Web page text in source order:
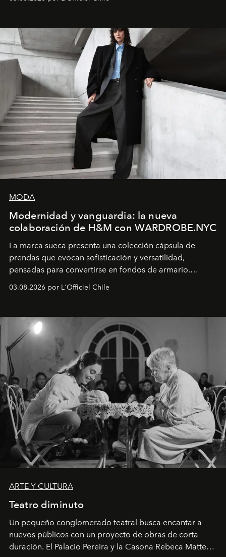
MODA
Modernidad y vanguardia: la nueva
colaboración de H&M con WARDROBE.NYC
La marca sueca presenta una colección cápsula de
prendas que evocan sofisticación y versatilidad,
pensadas para convertirse en fondos de armario.
03.08.2026 por L'Officiel Chile
ARTE Y CULTURA
Teatro diminuto
Un pequeño conglomerado teatral busca encantar a
nuevos públicos con un proyecto de obras de corta
duración. El Palacio Pereira y la Casona Rebeca Matte